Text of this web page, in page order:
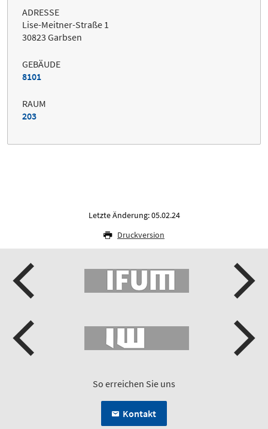
ADRESSE
Lise-Meitner-Straße 1
30823 Garbsen
GEBÄUDE
8101
RAUM
203
Letzte Änderung: 05.02.24
Druckversion
So erreichen Sie uns
Kontakt